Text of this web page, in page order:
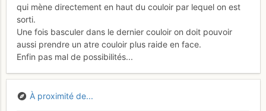
qui mène directement en haut du couloir par lequel on est
sorti.
Une fois basculer dans le dernier couloir on doit pouvoir
aussi prendre un atre couloir plus raide en face.
Enfin pas mal de possibilités...
À proximité de...